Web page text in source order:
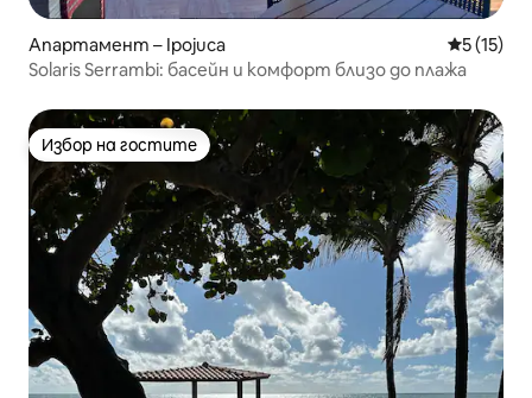
Апартамент – Ipojuca Средна
5 (15)
Solaris Serrambi: басейн и комфорт близо до плажа
Избор на гостите
Избор на гостите